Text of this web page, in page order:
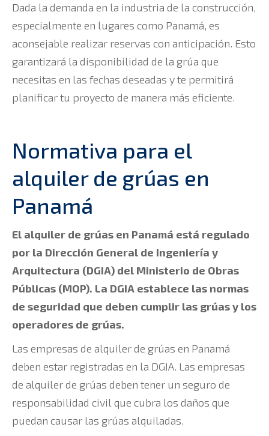
Dada la demanda en la industria de la construcción,
especialmente en lugares como Panamá, es
aconsejable realizar reservas con anticipación. Esto
garantizará la disponibilidad de la grúa que
necesitas en las fechas deseadas y te permitirá
planificar tu proyecto de manera más eficiente.
Normativa para el
alquiler de grúas en
Panamá
El alquiler de grúas en Panamá está regulado
por la Dirección General de Ingeniería y
Arquitectura (DGIA) del Ministerio de Obras
Públicas (MOP). La DGIA establece las normas
de seguridad que deben cumplir las grúas y los
operadores de grúas.
Las empresas de alquiler de grúas en Panamá
deben estar registradas en la DGIA. Las empresas
de alquiler de grúas deben tener un seguro de
responsabilidad civil que cubra los daños que
puedan causar las grúas alquiladas.